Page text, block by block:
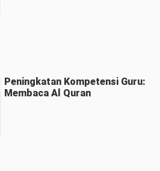
Peningkatan Kompetensi Guru:
Membaca Al Quran